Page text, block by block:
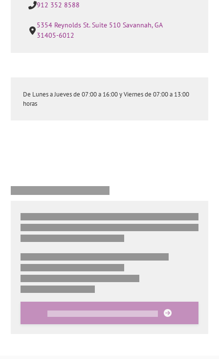
912 352 8588
5354 Reynolds St. Suite 510 Savannah, GA
31405-6012
De Lunes a Jueves de 07:00 a 16:00 y Viernes de 07:00 a 13:00
horas